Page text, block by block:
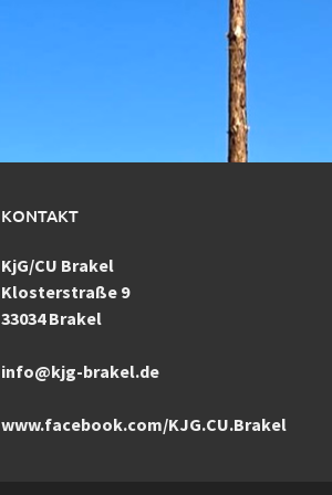
KONTAKT
KjG/CU Brakel
Klosterstraße 9
33034 Brakel
info@kjg-brakel.de
www.facebook.com/KJG.CU.Brakel